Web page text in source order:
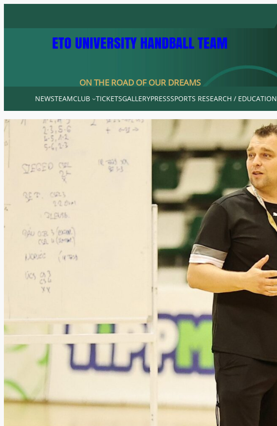
ETO UNIVERSITY HANDBALL TEAM
ON THE ROAD OF OUR DREAMS
NEWSTEAMCLUB TICKETSGALLERYPRESSSPORTS RESEARCH / EDUCATION